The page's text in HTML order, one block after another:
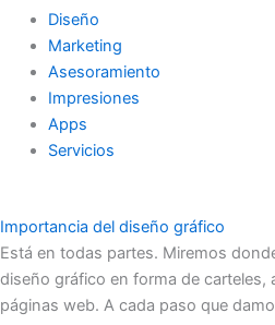
Diseño
Marketing
Asesoramiento
Impresiones
Apps
Servicios
Importancia del diseño gráfico
Está en todas partes. Miremos
diseño gráfico en forma de carteles,
páginas web. A cada paso que